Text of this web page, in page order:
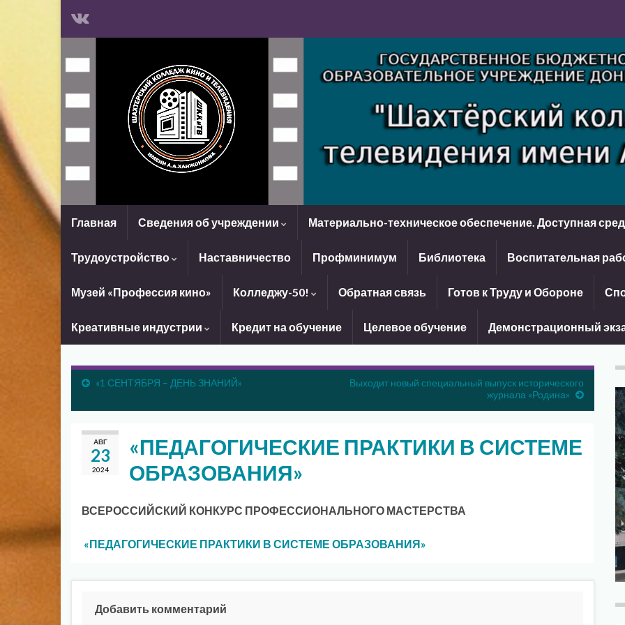
Главная Сведения об учреждении Материально-техническое обеспечение. Доступная
Трудоустройство Наставничество Профминимум Библиотека Воспитательная
Музей «Профессия кино» Колледжу-50! Обратная связь Готов к Труду и Обороне
Креативные индустрии Кредит на обучение Целевое обучение Демонстрационный
«1 СЕНТЯБРЯ – ДЕНЬ ЗНАНИЙ»
Выходит новый специальный выпуск исторического
журнала «Родина»
АВГ
23
2024
«ПЕДАГОГИЧЕСКИЕ ПРАКТИКИ В СИСТЕМЕ
ОБРАЗОВАНИЯ»
ВСЕРОССИЙСКИЙ КОНКУРС ПРОФЕССИОНАЛЬНОГО МАСТЕРСТВА
«ПЕДАГОГИЧЕСКИЕ ПРАКТИКИ В СИСТЕМЕ ОБРАЗОВАНИЯ»
Добавить комментарий